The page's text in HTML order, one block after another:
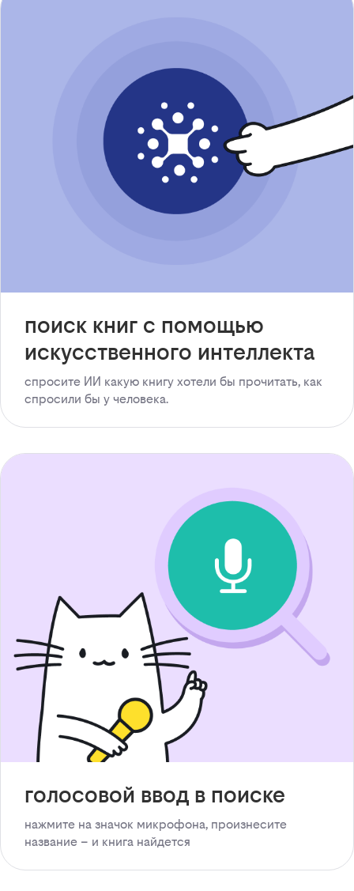
поиск книг с помощью
искусственного интеллекта
спросите ИИ какую книгу хотели бы прочитать, как
спросили бы у человека.
голосовой ввод в поиске
нажмите на значок микрофона, произнесите
название – и книга найдется